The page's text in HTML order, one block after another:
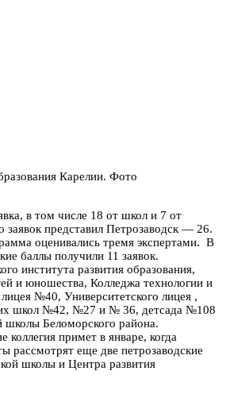
Карелии. Фото
в том числе 18 от школ и 7 от
заявок представил Петрозаводск — 26.
оценивались тремя экспертами. В
баллы получили 11 заявок.
института развития образования,
и юношества, Колледжа технологии и
№40, Университетского лицея ,
школ №42, №27 и № 36, детсада №108
Беломорского района.
коллегия примет в январе, когда
рассмотрят еще две петрозаводские
школы и Центра развития